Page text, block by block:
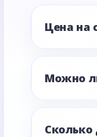
Цена на
Можно
Сколько